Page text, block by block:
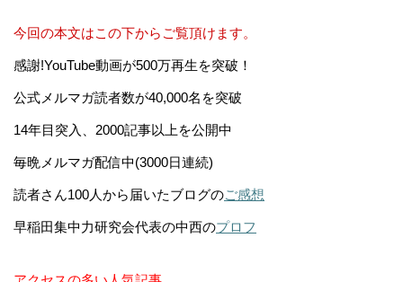
今回の本文はこの下からご覧頂けます。
感謝!YouTube動画が500万再生を突破！
公式メルマガ読者数が40,000名を突破
14年目突入、2000記事以上を公開中
毎晩メルマガ配信中(3000日連続)
読者さん100人から届いたブログのご感想
早稲田集中力研究会代表の中西のプロフ